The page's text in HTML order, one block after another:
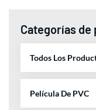
Categorías
Todos Los
Película De PVC